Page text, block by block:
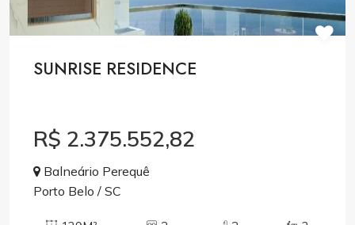
SUNRISE RESIDENCE
R$ 2.375.552,82
Balneário Perequê
Porto Belo / SC